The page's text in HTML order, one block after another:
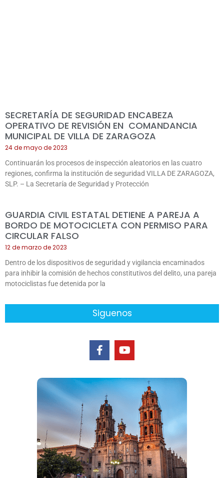
SECRETARÍA DE SEGURIDAD ENCABEZA
OPERATIVO DE REVISIÓN EN COMANDANCIA
MUNICIPAL DE VILLA DE ZARAGOZA
24 de mayo de 2023
Continuarán los procesos de inspección aleatorios en las cuatro
regiones, confirma la institución de seguridad VILLA DE ZARAGOZA,
SLP. – La Secretaría de Seguridad y Protección
GUARDIA CIVIL ESTATAL DETIENE A PAREJA A
BORDO DE MOTOCICLETA CON PERMISO PARA
CIRCULAR FALSO
12 de marzo de 2023
Dentro de los dispositivos de seguridad y vigilancia encaminados
para inhibir la comisión de hechos constitutivos del delito, una pareja
motociclistas fue detenida por la
Siguenos